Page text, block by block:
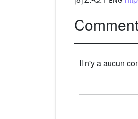
Il n'y a aucun